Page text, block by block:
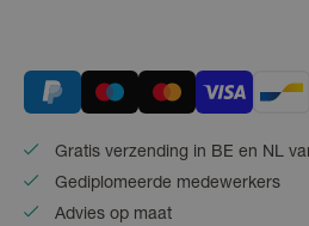
Gratis verzending in BE en NL
Gediplomeerde medewerkers
Advies op maat